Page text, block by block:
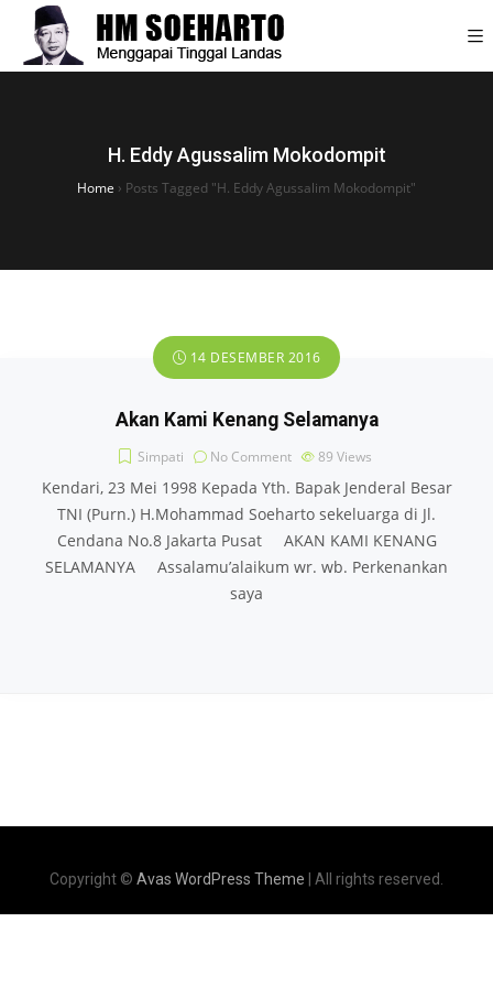
H. Eddy Agussalim Mokodompit
Home › Posts Tagged "H. Eddy Agussalim Mokodompit"
14 DESEMBER 2016
Akan Kami Kenang Selamanya
Simpati No Comment 89 Views
Kendari, 23 Mei 1998 Kepada Yth. Bapak Jenderal Besar
TNI (Purn.) H.Mohammad Soeharto sekeluarga di Jl.
Cendana No.8 Jakarta Pusat AKAN KAMI KENANG
SELAMANYA Assalamu’alaikum wr. wb. Perkenankan
saya
Copyright © Avas WordPress Theme | All rights reserved.